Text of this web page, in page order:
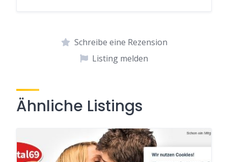
Schreibe eine Rezension
Listing melden
Ähnliche Listings